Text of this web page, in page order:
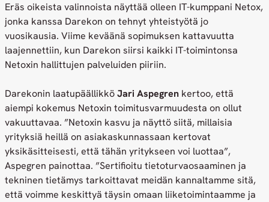
Eräs oikeista valinnoista näyttää olleen IT-kumppani Netox,
jonka kanssa Darekon on tehnyt yhteistyötä jo
vuosikausia. Viime keväänä sopimuksen kattavuutta
laajennettiin, kun Darekon siirsi kaikki IT-toimintonsa
Netoxin hallittujen palveluiden piiriin.
Darekonin laatupäällikköJari Aspegren kertoo, että
aiempi kokemus Netoxin toimitusvarmuudesta on ollut
vakuuttavaa. ”Netoxin kasvu ja näyttö siitä, millaisia
yrityksiä heillä on asiakaskunnassaan kertovat
yksikäsitteisesti, että tähän yritykseen voi luottaa”,
Aspegren painottaa. ”Sertifioitu tietoturvaosaaminen ja
tekninen tietämys tarkoittavat meidän kannaltamme sitä,
että voimme keskittyä täysin omaan liiketoimintaamme ja